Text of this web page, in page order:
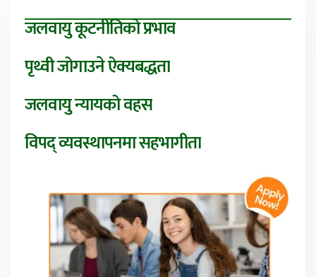
जलवायु कूटनीतिको प्रभाव
पृथ्वी जोगाउने ऐक्यबद्धता
जलवायु न्यायको वहस
विपद् व्यवस्थापनमा सहभागीता